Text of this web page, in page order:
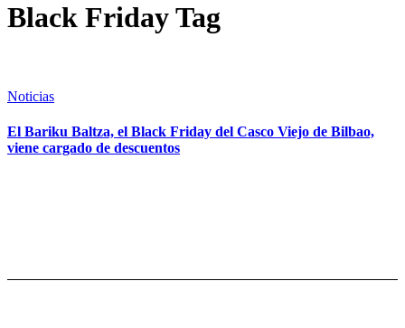
Black Friday Tag
Noticias
El Bariku Baltza, el Black Friday del Casco Viejo de Bilbao,
viene cargado de descuentos